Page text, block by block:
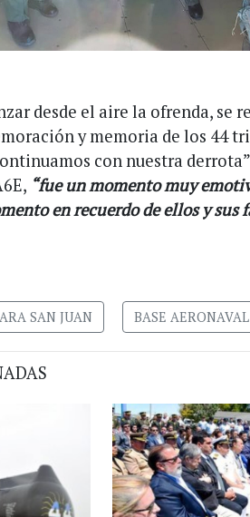
desde el aire la ofrenda, se
y memoria de los 44
con nuestra
“fue un momento muy
en recuerdo de ellos y sus
ARA SAN JUAN BASE